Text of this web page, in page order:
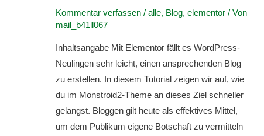
Kommentar verfassen / alle, Blog, elementor/ Von
mail_b41ll067
Inhaltsangabe Mit Elementor fällt es WordPress-
Neulingen sehr leicht, einen ansprechenden Blog
zu erstellen. In diesem Tutorial zeigen wir auf, wie
du im Monstroid2-Theme an dieses Ziel schneller
gelangst. Bloggen gilt heute als effektives Mittel,
um dem Publikum eigene Botschaft zu vermitteln